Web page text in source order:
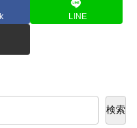
LINE
検索